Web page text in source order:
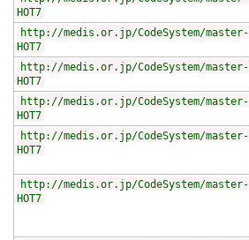
HOT7
http://medis.or.jp/CodeSystem/master-
HOT7
http://medis.or.jp/CodeSystem/master-
HOT7
http://medis.or.jp/CodeSystem/master-
HOT7
http://medis.or.jp/CodeSystem/master-
HOT7
http://medis.or.jp/CodeSystem/master-
HOT7